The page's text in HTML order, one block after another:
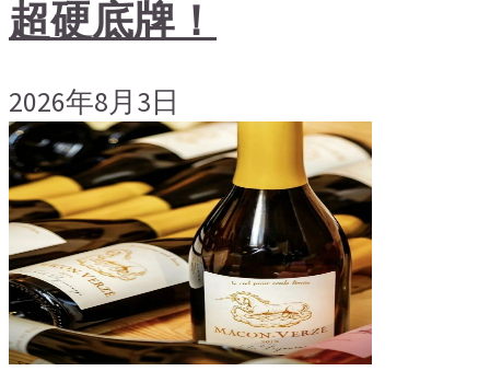
超硬底牌！
2026年8月3日